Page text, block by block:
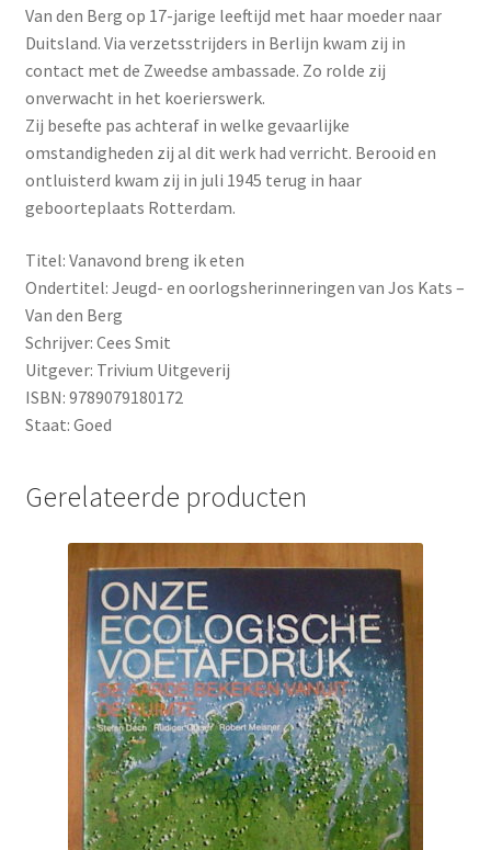
Van den Berg op 17-jarige leeftijd met haar moeder naar
Duitsland. Via verzetsstrijders in Berlijn kwam zij in
contact met de Zweedse ambassade. Zo rolde zij
onverwacht in het koerierswerk.
Zij besefte pas achteraf in welke gevaarlijke
omstandigheden zij al dit werk had verricht. Berooid en
ontluisterd kwam zij in juli 1945 terug in haar
geboorteplaats Rotterdam.
Titel: Vanavond breng ik eten
Ondertitel: Jeugd- en oorlogsherinneringen van Jos Kats –
Van den Berg
Schrijver: Cees Smit
Uitgever: Trivium Uitgeverij
ISBN: 9789079180172
Staat: Goed
Gerelateerde producten